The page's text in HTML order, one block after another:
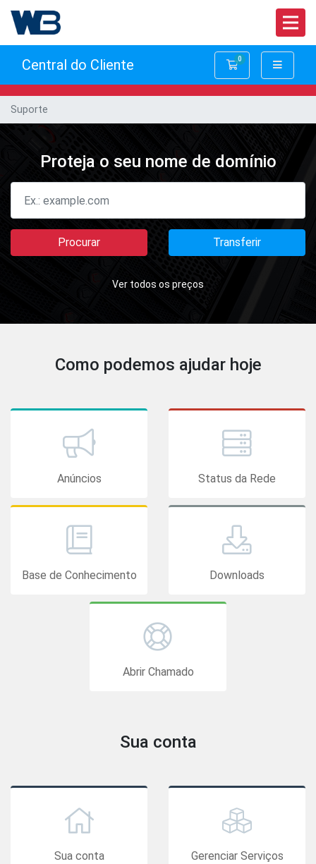
Central do Cliente 0
Carrinho de
Suporte
Proteja o seu nome de domínio
Procurar Transferir
Ver todos os preços
Como podemos ajudar hoje
Anúncios Status da Rede
Base de Conhecimento Downloads
Abrir Chamado
Sua conta
Sua conta Gerenciar Serviços